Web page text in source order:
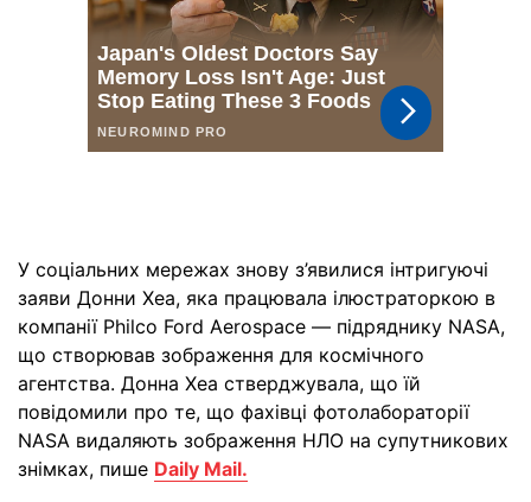
У соціальних мережах знову з’явилися інтригуючі
заяви Донни Хеа, яка працювала ілюстраторкою в
компанії Philco Ford Aerospace — підряднику NASA,
що створював зображення для космічного
агентства. Донна Хеа стверджувала, що їй
повідомили про те, що фахівці фотолабораторії
NASA видаляють зображення НЛО на супутникових
знімках, пише Daily Mail.